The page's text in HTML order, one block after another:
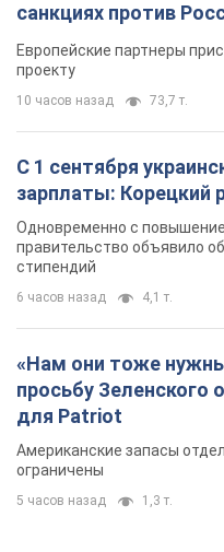
санкциях против
Видео
Европейские партнеры
проекту
10 часов назад 73,7 т.
С 1 сентября
зарплаты: Корецкий
Одновременно с
правительство объявило
стипендий
6 часов назад 4,1 т.
«Нам они тоже
просьбу Зеленского
для Patriot
Американские запасы
ограничены
5 часов назад 1,3 т.